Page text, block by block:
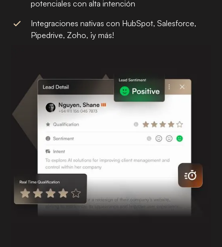
potenciales con alta intención
Integraciones nativas con HubSpot, Salesforce,
Pipedrive, Zoho, ¡y más!